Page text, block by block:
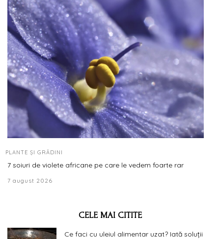
PLANTE ȘI GRĂDINI
7 soiuri de violete africane pe care le vedem foarte rar
7 august 2026
CELE MAI CITITE
Ce faci cu uleiul alimentar uzat? Iată soluții